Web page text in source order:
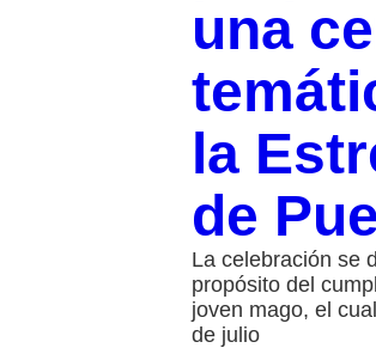
una
la
de
La celebración se
propósito del
joven mago, el
de julio